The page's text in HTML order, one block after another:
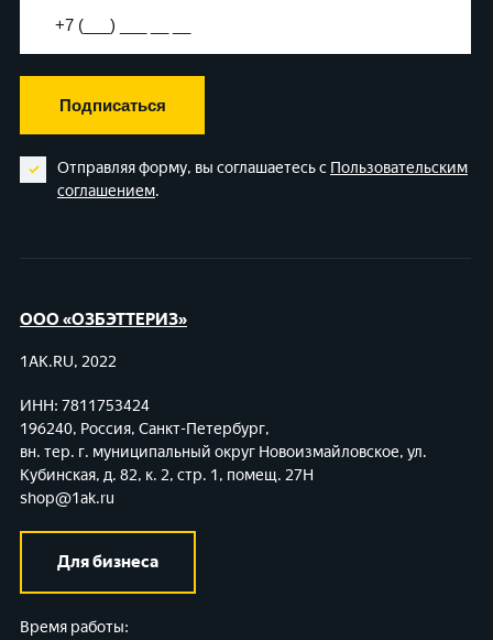
Подписаться
Отправляя форму, вы соглашаетесь с Пользовательским
соглашением.
ООО «ОЗБЭТТЕРИЗ»
1AK.RU, 2022
ИНН: 7811753424
196240, Россия, Санкт-Петербург,
вн. тер. г. муниципальный округ Новоизмайловское, ул.
Кубинская, д. 82, к. 2, стр. 1, помещ. 27Н
shop@1ak.ru
Для бизнеса
Время работы: